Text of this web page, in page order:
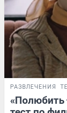
РАЗВЛЕЧЕНИЯ
«Полюбить